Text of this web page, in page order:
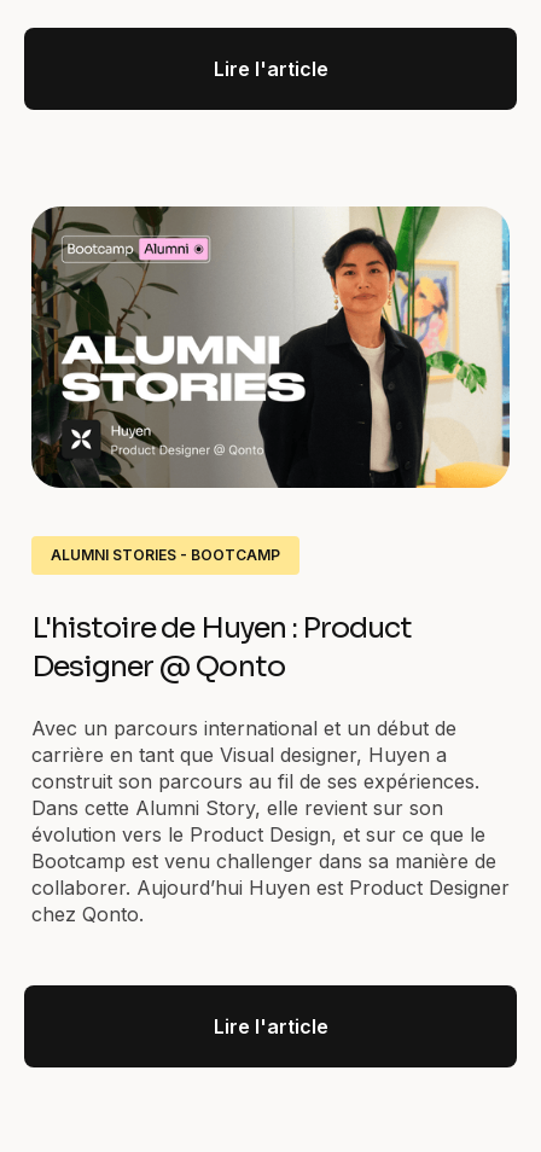
Lire l'article
ALUMNI STORIES - BOOTCAMP
L'histoire de Huyen : Product
Designer @ Qonto
Avec un parcours international et un début de
carrière en tant que Visual designer, Huyen a
construit son parcours au fil de ses expériences.
Dans cette Alumni Story, elle revient sur son
évolution vers le Product Design, et sur ce que le
Bootcamp est venu challenger dans sa manière de
collaborer. Aujourd’hui Huyen est Product Designer
chez Qonto.
Lire l'article